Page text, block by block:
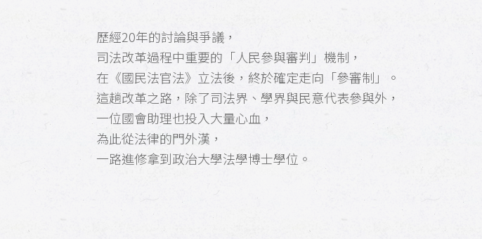
歷經20年的討論與爭議，
司法改革過程中重要的「人民參與審判」機制，
在《國民法官法》立法後，終於確定走向「參審制」。
這趟改革之路，除了司法界、學界與民意代表參與外，
一位國會助理也投入大量心血，
為此從法律的門外漢，
一路進修拿到政治大學法學博士學位。